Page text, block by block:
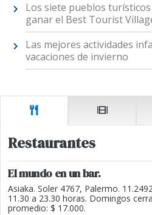
Los siete pueblos
ganar el Best Tourist
Las mejores actividades
vacaciones de invierno
Restaurantes
El mundo en un bar.
Asiaka. Soler 4767, Palermo.
11.30 a 23.30 horas. Domingos
promedio: $ 17.000.